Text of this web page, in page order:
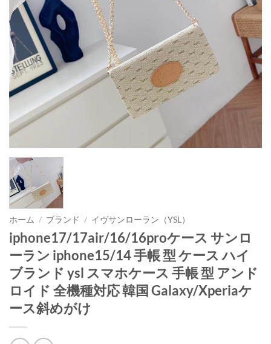
ホーム / ブランド / イヴサンローラン（YSL）
iphone17/17air/16/16proケース サンロ
ーラン iphone15/14 手帳 型 ケース ハイ
ブランド ysl スマホケース 手帳 型 アンド
ロイド 全機種対応 韓国 Galaxy/Xperiaケ
ース斜めがけ